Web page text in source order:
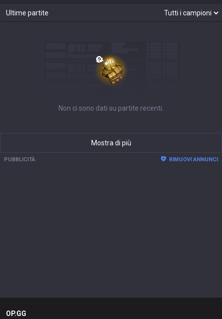
Ultime partite
Non ci sono dati su partite recenti.
Mostra di più
PUBBLICITÀ RIMUOVI ANNUNCI
OP.GG